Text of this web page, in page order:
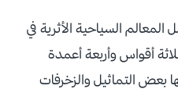
السياحية الأثرية في
أقواس وأربعة أعمدة
بعض التماثيل والزخرفات